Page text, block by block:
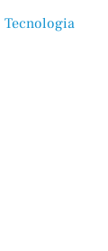
Tecnologia